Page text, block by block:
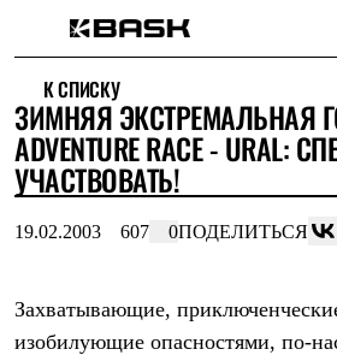
Интернет-магазин
Мужская одежда
Утепленная пухом
Куртки
Брюки
Комбинезоны
Штормовая одежда
Куртки
К СПИСКУ
ЗИМНЯЯ ЭКСТРЕМАЛЬНАЯ
ADVENTURE RACE - URAL:
УЧАСТВОВАТЬ!
19.02.2003 607 0ПОДЕЛИТЬСЯ
Захватывающие,
изобилующие опасностями, по-